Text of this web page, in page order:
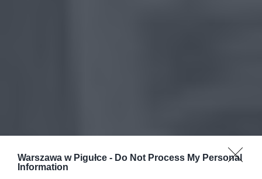
Warszawa w Pigułce - Do Not Process My Personal
Information